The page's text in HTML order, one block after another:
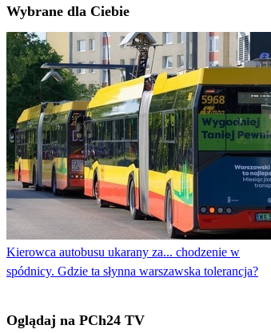
Wybrane dla Ciebie
Kierowca autobusu ukarany za... chodzenie w
spódnicy. Gdzie ta słynna warszawska tolerancja?
Oglądaj na PCh24 TV